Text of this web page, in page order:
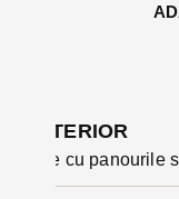
ANTERIOR